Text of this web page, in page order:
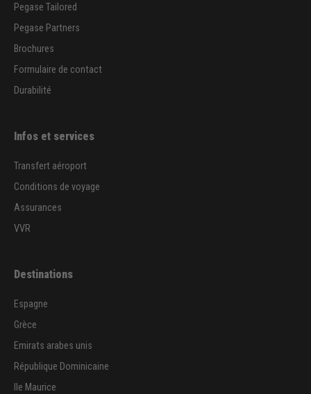
Pegase Tailored
Pegase Partners
Brochures
Formulaire de contact
Durabilité
Infos et services
Transfert aéroport
Conditions de voyage
Assurances
VVR
Destinations
Espagne
Grèce
Emirats arabes unis
République Dominicaine
Ile Maurice